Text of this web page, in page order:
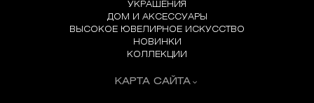
УКРАШЕНИЯ
ДОМ И АКСЕССУАРЫ
ВЫСОКОЕ ЮВЕЛИРНОЕ ИСКУССТВО
НОВИНКИ
КОЛЛЕКЦИИ
КАРТА САЙТА